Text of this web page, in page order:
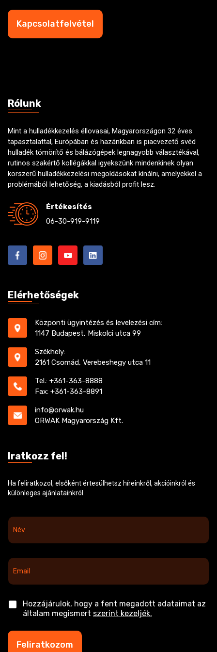
z
m
c
o
Kapcsolatfelvétel
Rólunk
Mint a hulladékkezelés éllovasai, Magyarországon 32 éves
tapasztalattal, Európában és hazánkban is piacvezető svéd
hulladék tömörítő és bálázógépek legnagyobb választékával,
rutinos szakértő kollégákkal igyekszünk mindenkinek olyan
korszerű hulladékkezelési megoldásokat kínálni, amelyekkel a
problémából lehetőség, a kiadásból profit lesz.
Értékesítés
06-30-919-9119
Elérhetőségek
Központi ügyintézés és levelezési cím:
1147 Budapest, Miskolci utca 99
Székhely:
2161 Csomád, Verebeshegy utca 11
Tel.: +361-363-8888
Fax: +361-363-8891
info@orwak.hu
ORWAK Magyarország Kft.
Iratkozz fel!
Ha feliratkozol, elsőként értesülhetsz híreinkről, akcióinkról és
különleges ajánlatainkról.
N
v
E
m
a
l
*
C
c
Hozzájárulok, hogy a fent megadott adataimat az
általam megismert szerint kezeljék.
Feliratkozom